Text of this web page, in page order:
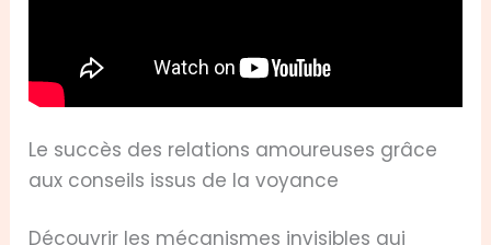
Le succès des relations amoureuses grâce
aux conseils issus de la voyance
Découvrir les mécanismes invisibles qui